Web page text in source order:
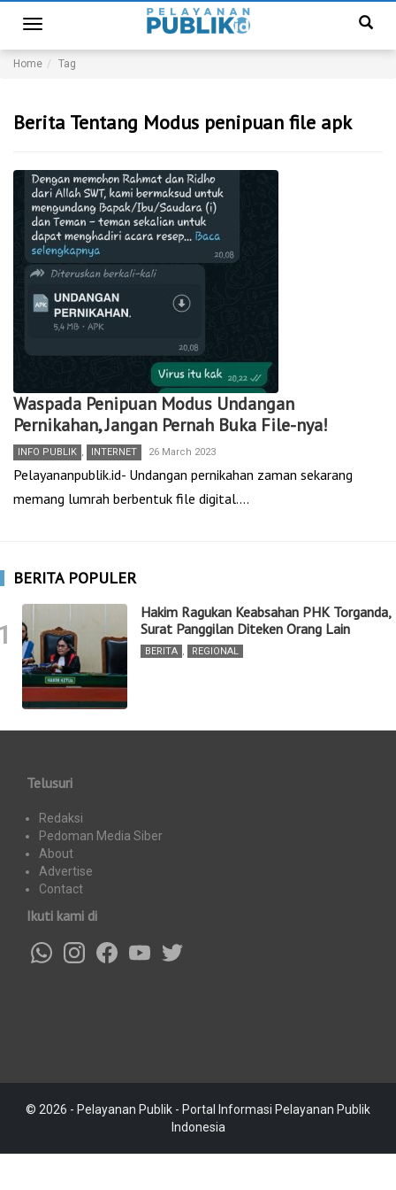
Toggle
navigation
Home Tag
Berita Tentang Modus penipuan file apk
Waspada Penipuan Modus Undangan
Pernikahan, Jangan Pernah Buka File-nya!
INFO PUBLIK , INTERNET 26 March 2023
Pelayananpublik.id- Undangan pernikahan zaman sekarang
memang lumrah berbentuk file digital.…
BERITA POPULER
Hakim Ragukan Keabsahan PHK Torganda,
Surat Panggilan Diteken Orang Lain
BERITA , REGIONAL
Telusuri
Redaksi
Pedoman Media Siber
About
Advertise
Contact
Ikuti kami di
© 2026 - Pelayanan Publik - Portal Informasi Pelayanan Publik
Indonesia